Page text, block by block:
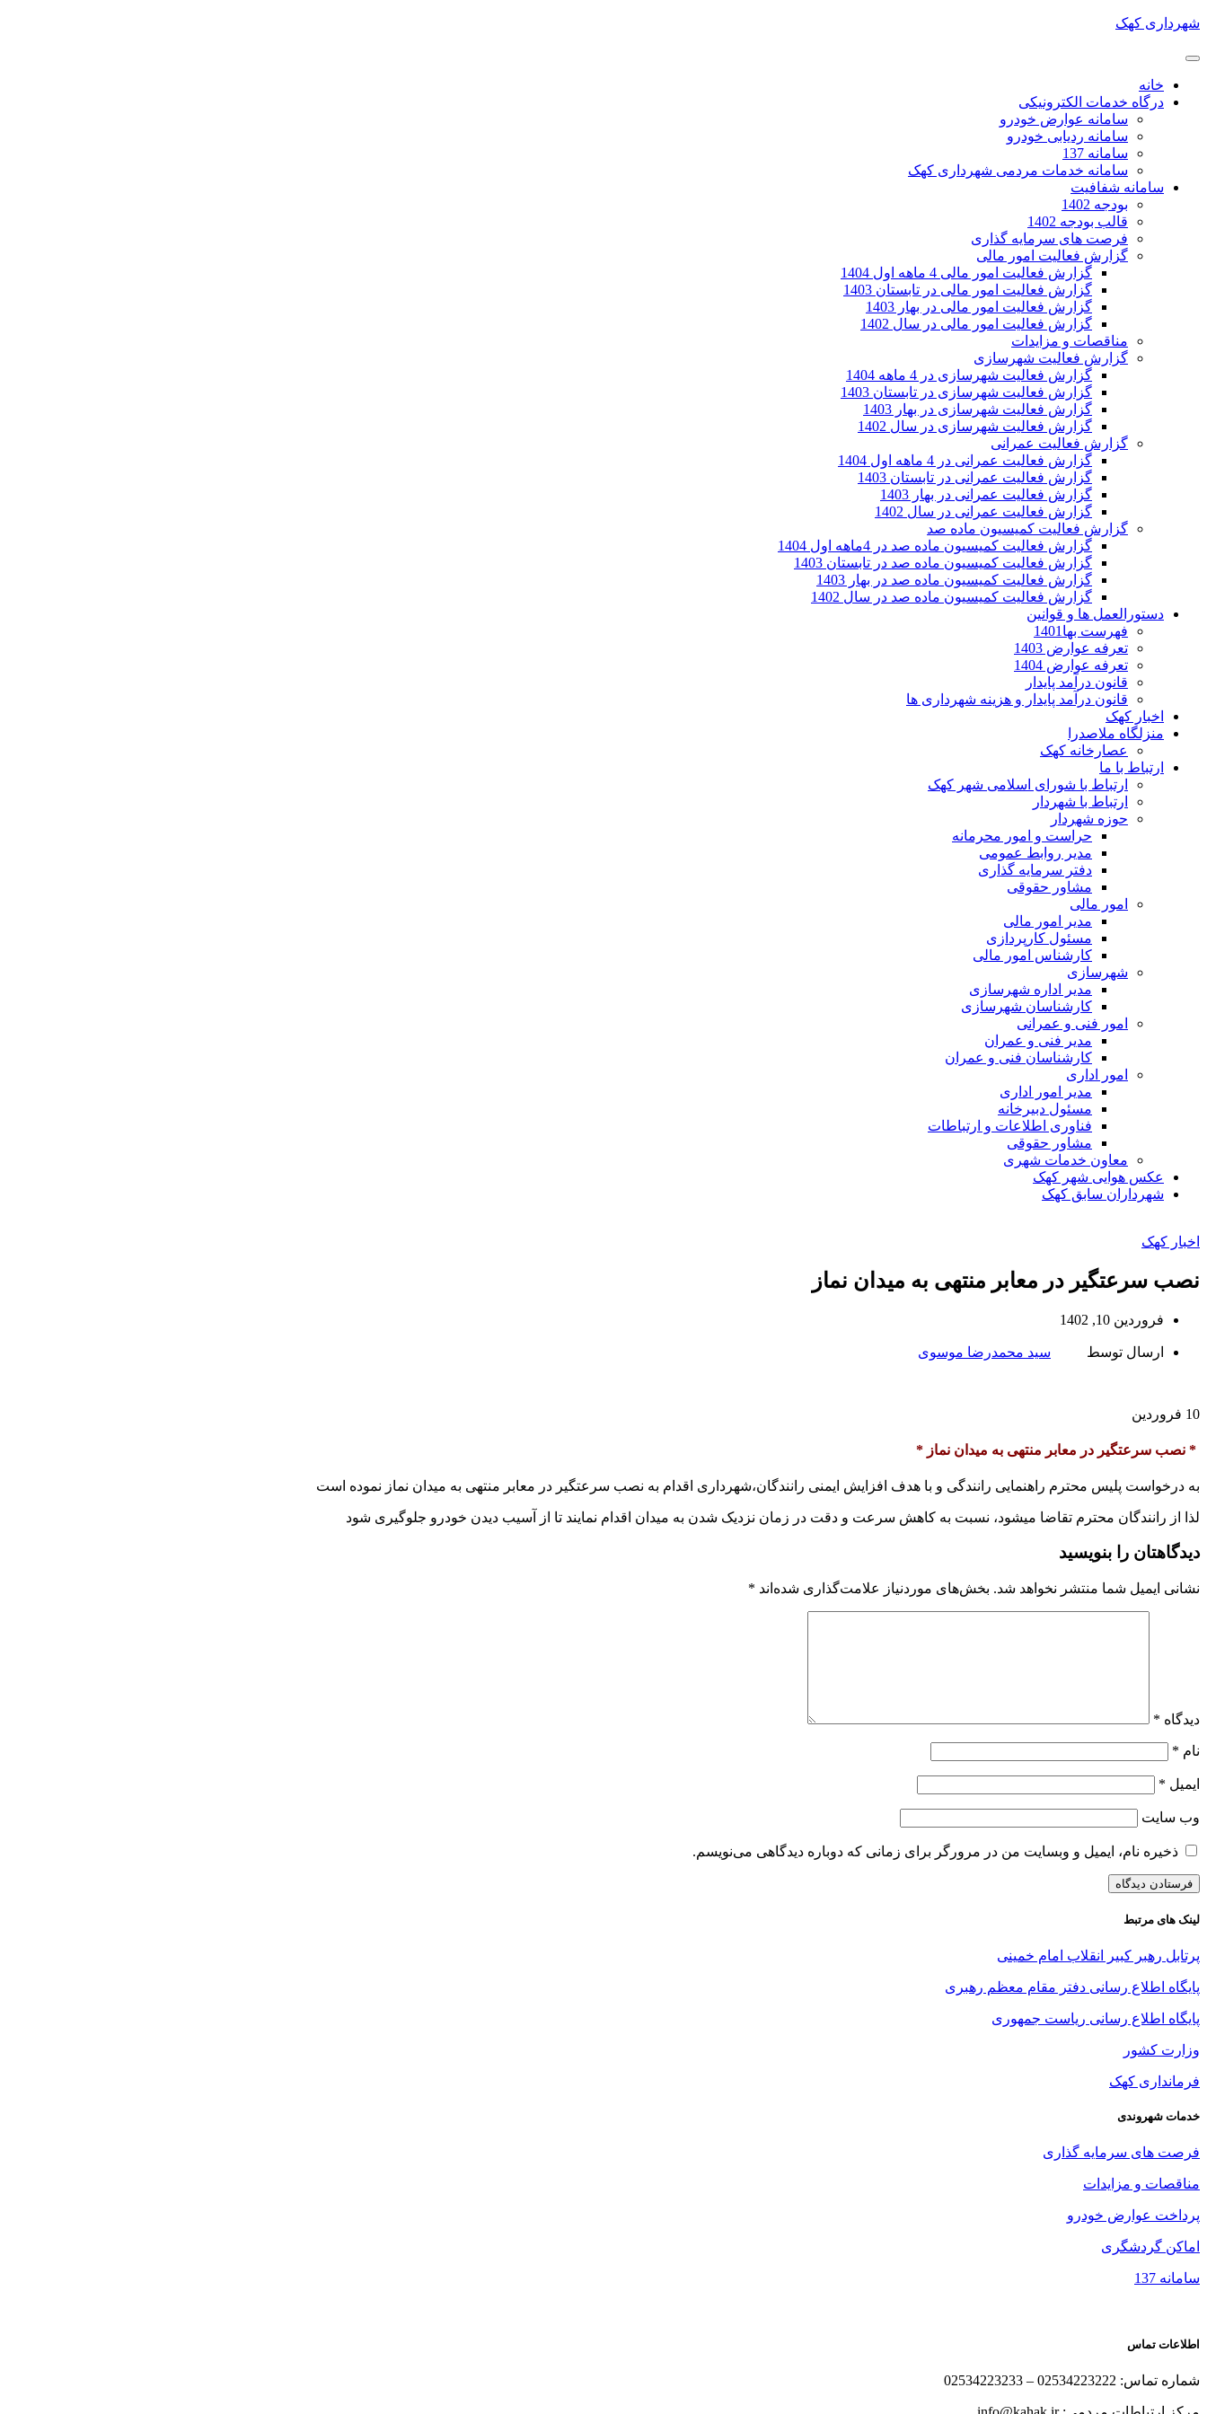
شهرداری کهک
خانه
درگاه خدمات الکترونیکی
سامانه عوارض خودرو
سامانه ردیابی خودرو
سامانه 137
سامانه خدمات مردمی شهرداری کهک
سامانه شفافیت
بودجه 1402
قالب بودجه 1402
فرصت های سرمایه گذاری
گزارش فعالیت امور مالی
گزارش فعالیت امور مالی 4 ماهه اول 1404
گزارش فعالیت امور مالی در تابستان 1403
گزارش فعالیت امور مالی در بهار 1403
گزارش فعالیت امور مالی در سال 1402
مناقصات و مزایدات
گزارش فعالیت شهرسازی
گزارش فعالیت شهرسازی در 4 ماهه 1404
گزارش فعالیت شهرسازی در تابستان 1403
گزارش فعالیت شهرسازی در بهار 1403
گزارش فعالیت شهرسازی در سال 1402
گزارش فعالیت عمرانی
گزارش فعالیت عمرانی در 4 ماهه اول 1404
گزارش فعالیت عمرانی در تابستان 1403
گزارش فعالیت عمرانی در بهار 1403
گزارش فعالیت عمرانی در سال 1402
گزارش فعالیت کمیسیون ماده صد
گزارش فعالیت کمیسیون ماده صد در 4ماهه اول 1404
گزارش فعالیت کمیسیون ماده صد در تابستان 1403
گزارش فعالیت کمیسیون ماده صد در بهار 1403
گزارش فعالیت کمیسیون ماده صد در سال 1402
دستورالعمل ها و قوانین
فهرست بها1401
تعرفه عوارض 1403
تعرفه عوارض 1404
قانون درآمد پایدار
قانون درآمد پایدار و هزینه شهرداری ها
اخبار کهک
منزلگاه ملاصدرا
عصارخانه کهک
ارتباط با ما
ارتباط با شورای اسلامی شهر کهک
ارتباط با شهردار
حوزه شهردار
حراست و امور محرمانه
مدیر روابط عمومی
دفتر سرمایه گذاری
مشاور حقوقی
امور مالی
مدیر امور مالی
مسئول کارپردازی
کارشناس امور مالی
شهرسازی
مدیر اداره شهرسازی
کارشناسان شهرسازی
امور فنی و عمرانی
مدیر فنی و عمران
کارشناسان فنی و عمران
امور اداری
مدیر امور اداری
مسئول دبیرخانه
فناوری اطلاعات و ارتباطات
مشاور حقوقی
معاون خدمات شهری
عکس هوایی شهر کهک
شهرداران سابق کهک
اخبار کهک
نصب سرعتگیر در معابر منتهی به میدان نماز
فروردین 10, 1402
ارسال توسط سید محمدرضا موسوی
10 فروردین
* نصب سرعتگیر در معابر منتهی به میدان نماز *
به درخواست پلیس محترم راهنمایی رانندگی و با هدف افزایش ایمنی رانندگان،شهرداری اقدام به نصب سرعتگیر در معابر منتهی به میدان نماز نموده است
لذا از رانندگان محترم تقاضا میشود، نسبت به کاهش سرعت و دقت در زمان نزدیک شدن به میدان اقدام نمایند تا از آسیب دیدن خودرو جلوگیری شود
دیدگاهتان را بنویسید
نشانی ایمیل شما منتشر نخواهد شد. بخش‌های موردنیاز علامت‌گذاری شده‌اند *
دیدگاه *
نام *
ایمیل *
وب‌ سایت
ذخیره نام، ایمیل و وبسایت من در مرورگر برای زمانی که دوباره دیدگاهی می‌نویسم.
لینک های مرتبط
پرتابل رهبر کبیر انقلاب امام خمینی
پایگاه اطلاع رسانی دفتر مقام معظم رهبری
پایگاه اطلاع رسانی ریاست جمهوری
وزارت کشور
فرمانداری کهک
خدمات شهروندی
فرصت های سرمایه گذاری
مناقصات و مزایدات
پرداخت عوارض خودرو
اماکن گردشگری
سامانه 137
اطلاعات تماس
شماره تماس: 02534223222 – 02534223233